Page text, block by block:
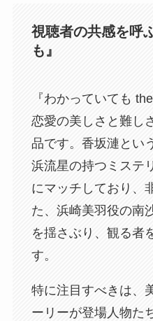
視聴者の共感を呼
も』
『わかっていても
恋愛の美しさと難し
品です。香坂漣とい
浜流星の持つミステ
にマッチしており、
た、浜崎美羽役の南
を揺さぶり、観る者
す。
特に注目すべきは、
ーリーが登場人物た